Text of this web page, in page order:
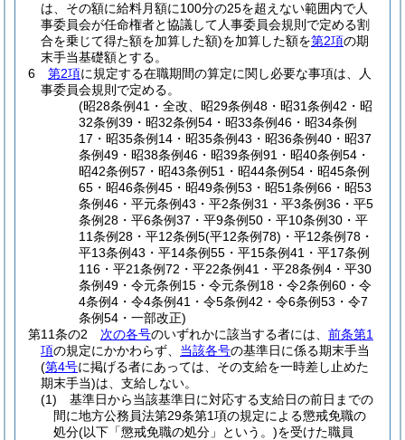
は、その額に給料月額に100分の25を超えない範囲内で人
事委員会が任命権者と協議して人事委員会規則で定める割
合を乗じて得た額を加算した額)を加算した額を第2項の期
末手当基礎額とする。
6
第2項に規定する在職期間の算定に関し必要な事項は、人
事委員会規則で定める。
(昭28条例41・全改、昭29条例48・昭31条例42・昭
32条例39・昭32条例54・昭33条例46・昭34条例
17・昭35条例14・昭35条例43・昭36条例40・昭37
条例49・昭38条例46・昭39条例91・昭40条例54・
昭42条例57・昭43条例51・昭44条例54・昭45条例
65・昭46条例45・昭49条例53・昭51条例66・昭53
条例46・平元条例43・平2条例31・平3条例36・平5
条例28・平6条例37・平9条例50・平10条例30・平
11条例28・平12条例5(平12条例78)・平12条例78・
平13条例43・平14条例55・平15条例41・平17条例
116・平21条例72・平22条例41・平28条例4・平30
条例49・令元条例15・令元条例18・令2条例60・令
4条例4・令4条例41・令5条例42・令6条例53・令7
条例54・一部改正)
第11条の2
次の各号のいずれかに該当する者には、 前条第1
項の規定にかかわらず、 当該各号の基準日に係る期末手当
(第4号に掲げる者にあっては、その支給を一時差し止めた
期末手当)は、支給しない。
(1)
基準日から当該基準日に対応する支給日の前日までの
間に地方公務員法第29条第1項の規定による懲戒免職の
処分(以下「懲戒免職の処分」という。)を受けた職員